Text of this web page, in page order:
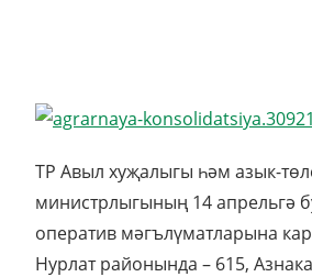
ТР Авыл хуҗалыгы һәм азык-
министрлыгының 14 апрельгә
оператив мәгълүматларына
Нурлат районында – 615,